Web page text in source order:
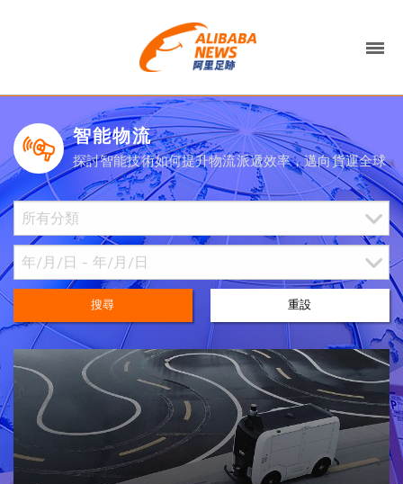
智能物流
探討智能技術如何提升物流派遞效率，邁向貨運全球
搜尋 重設